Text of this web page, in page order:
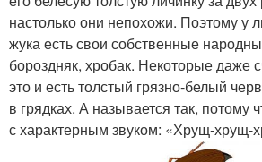
настолько они непохожи. Поэтому у
жука есть свои собственные
бороздняк, хробак. Некоторые даже
это и есть толстый грязно-белый
в грядках. А называется так, потому
с характерным звуком: «Хрущ-хрущ-